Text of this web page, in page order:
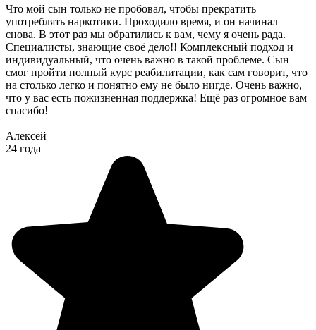
Что мой сын только не пробовал, чтобы прекратить
употреблять наркотики. Проходило время, и он начинал
снова. В этот раз мы обратились к вам, чему я очень рада.
Специалисты, знающие своё дело!! Комплексный подход и
индивидуальный, что очень важно в такой проблеме. Сын
смог пройти полный курс реабилитации, как сам говорит, что
на столько легко и понятно ему не было нигде. Очень важно,
что у вас есть пожизненная поддержка! Ещё раз огромное вам
спасибо!
Алексей
24 года